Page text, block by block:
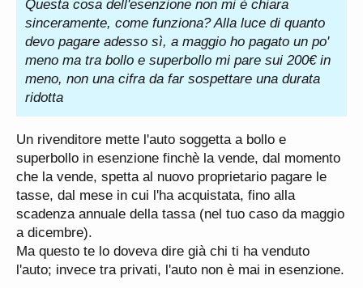
Questa cosa dell'esenzione non mi è chiara
sinceramente, come funziona? Alla luce di quanto
devo pagare adesso sì, a maggio ho pagato un po'
meno ma tra bollo e superbollo mi pare sui 200€ in
meno, non una cifra da far sospettare una durata
ridotta
Un rivenditore mette l'auto soggetta a bollo e
superbollo in esenzione finchè la vende, dal momento
che la vende, spetta al nuovo proprietario pagare le
tasse, dal mese in cui l'ha acquistata, fino alla
scadenza annuale della tassa (nel tuo caso da maggio
a dicembre).
Ma questo te lo doveva dire già chi ti ha venduto
l'auto; invece tra privati, l'auto non è mai in esenzione.